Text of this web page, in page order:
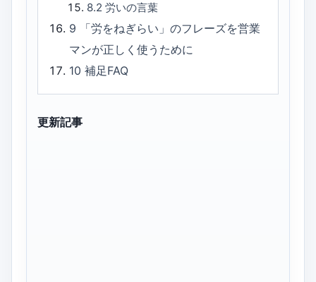
8.2 労いの言葉
9
「労をねぎらい」のフレーズを営業
マンが正しく使うために
10補足FAQ
更新記事